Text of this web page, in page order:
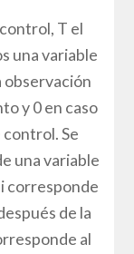
T el
una variable
observación
y 0 en caso
Se
una variable
corresponde
de la
al